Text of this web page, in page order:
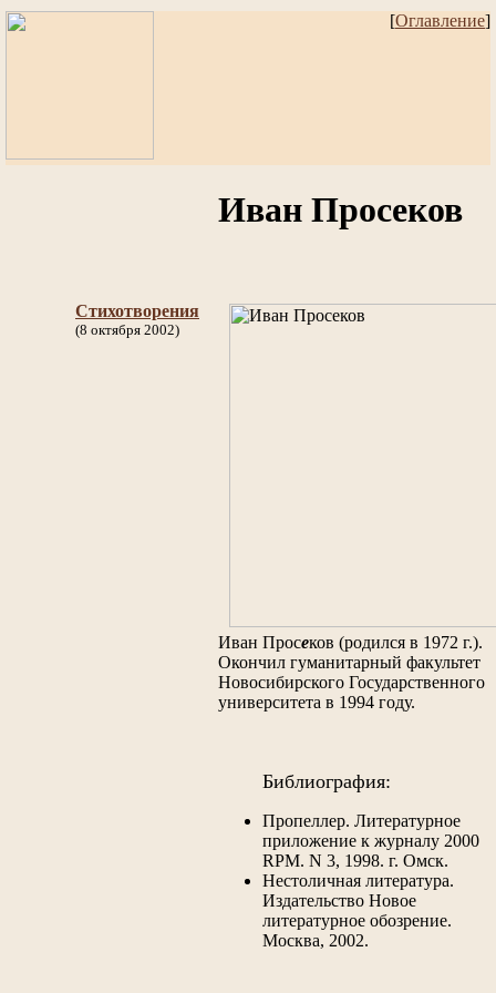
[Оглавление]
Иван Просeков
Стихотворения
(8 октября 2002)
Иван Просeков (родился в 1972 г.).
Окончил гуманитарный факультет
Новосибирского Государственного
университета в 1994 году.
Библиография:
Пропеллер. Литературное
приложение к журналу 2000
RPM. N 3, 1998. г. Омск.
Нестоличная литература.
Издательство Новое
литературное обозрение.
Москва, 2002.